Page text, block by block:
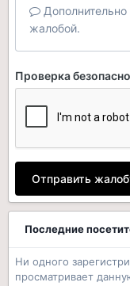
жалобой.
Проверка
Отправить
Последние
Ни одного
просматривает